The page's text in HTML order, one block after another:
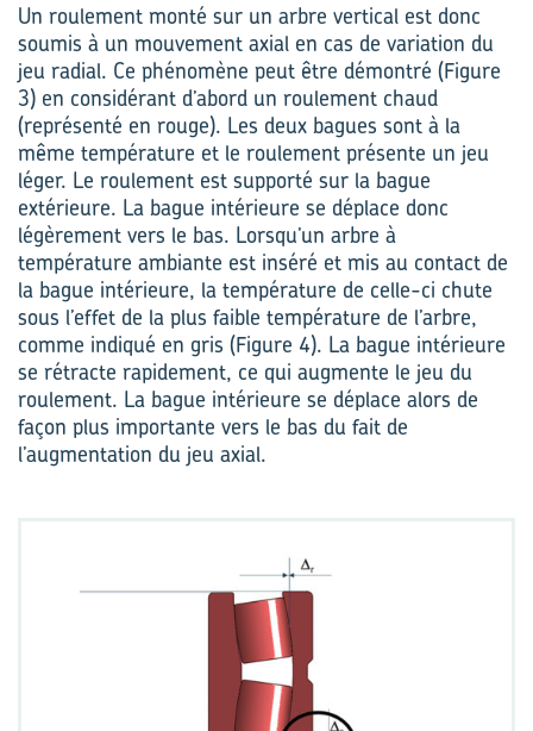
Un roulement monté sur un arbre vertical est donc
soumis à un mouvement axial en cas de variation du
jeu radial. Ce phénomène peut être démontré (Figure
3) en considérant d’abord un roulement chaud
(représenté en rouge). Les deux bagues sont à la
même température et le roulement présente un jeu
léger. Le roulement est supporté sur la bague
extérieure. La bague intérieure se déplace donc
légèrement vers le bas. Lorsqu’un arbre à
température ambiante est inséré et mis au contact de
la bague intérieure, la température de celle-ci chute
sous l’effet de la plus faible température de l’arbre,
comme indiqué en gris (Figure 4). La bague intérieure
se rétracte rapidement, ce qui augmente le jeu du
roulement. La bague intérieure se déplace alors de
façon plus importante vers le bas du fait de
l’augmentation du jeu axial.